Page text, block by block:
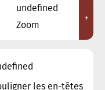
undefined
Zoom
+
les en-têtes